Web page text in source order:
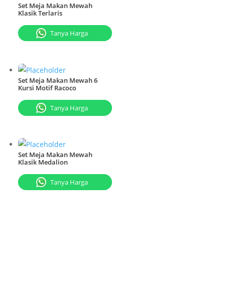
Set Meja Makan Mewah
Klasik Terlaris
Tanya Harga
Set Meja Makan Mewah 6
Kursi Motif Racoco
Tanya Harga
Set Meja Makan Mewah
Klasik Medalion
Tanya Harga